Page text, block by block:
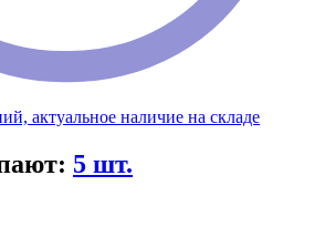
актуальное наличие на складе
5 шт.